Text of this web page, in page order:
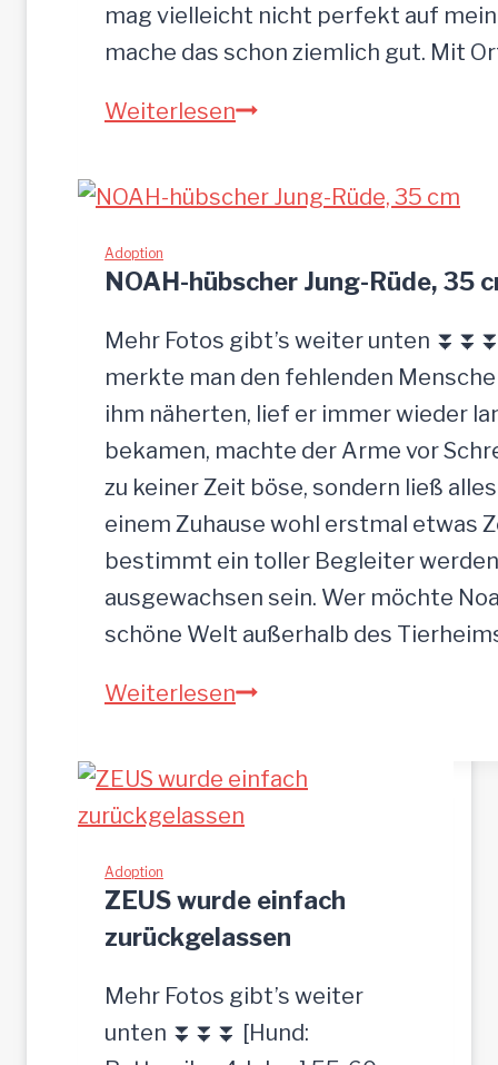
mag vielleicht nicht perfekt auf
mache das schon ziemlich gut. Mit
WeiterlesenS
n
–
G
n
a
d
e
n
b
r
o
p
a
t
e
s
u
c
Adoption
NOAH-hübscher Jung-Rüde, 35
Mehr Fotos gibt’s weiter unten
merkte man den fehlenden
ihm näherten, lief er immer wieder
bekamen, machte der Arme vor
zu keiner Zeit böse, sondern ließ
einem Zuhause wohl erstmal etwas
bestimmt ein toller Begleiter
ausgewachsen sein. Wer möchte
schöne Welt außerhalb des
WeiterlesenN
A
ü
b
s
c
Adoption
ZEUS wurde einfach
zurückgelassen
Mehr Fotos gibt’s weiter
unten ⏬⏬⏬ [Hund: